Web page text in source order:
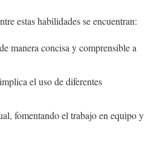
estas habilidades se encuentran:
manera concisa y comprensible a
el uso de diferentes
fomentando el trabajo en equipo y